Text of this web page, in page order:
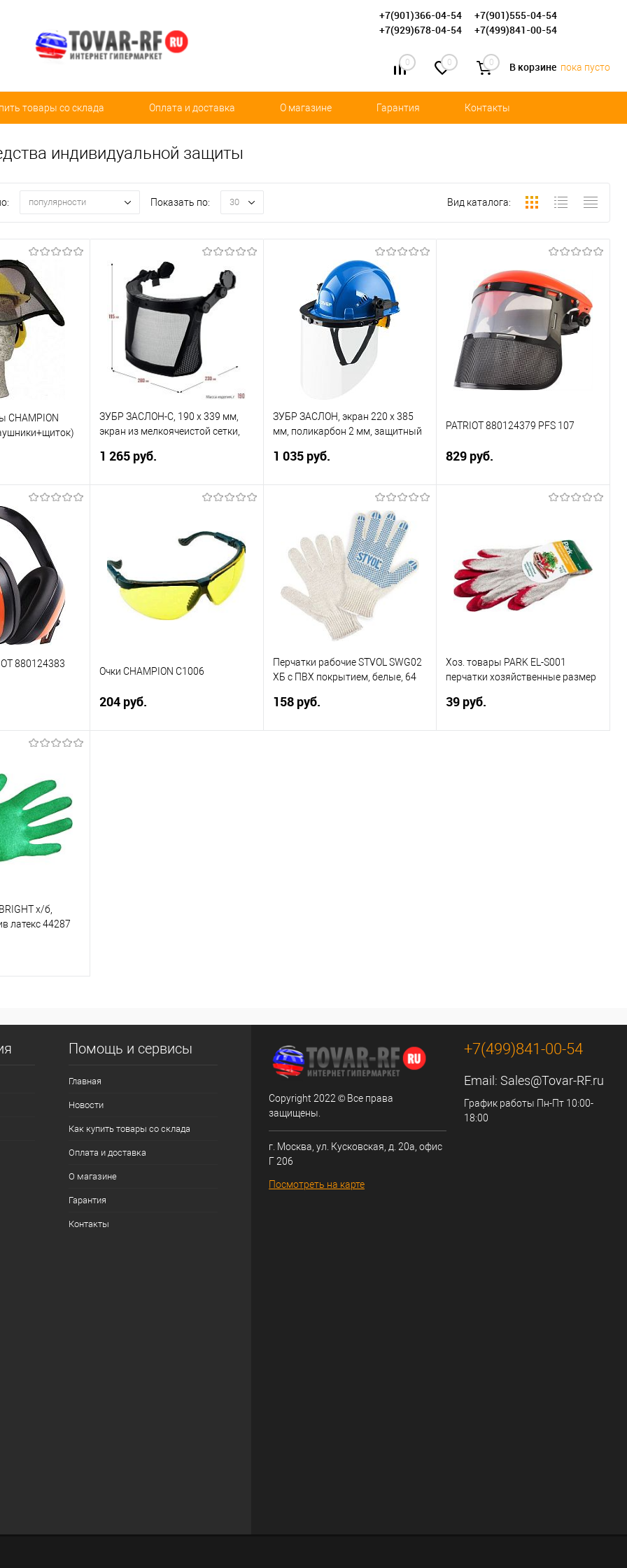
+7(901)366-04-54
+7(901)555-04-54
+7(929)678-04-54
+7(499)841-00-54
0 0 0 В корзине пока пусто
товары со склада Оплата и доставка О магазине Гарантия Контакты
индивидуальной защиты
популярности Показать по: 30 Вид каталога:
CHAMPION
Сравнение
ЗУБР ЗАСЛОН-С, 190 х 339 мм,
экран из мелкоячеистой сетки,
крепления на каске,
1 265 руб.
Сравнение
В избранное
ЗУБР ЗАСЛОН, экран 220 х 385
мм, поликарбон 2 мм, защитный
каске, Профессионал (110853)
1 035 руб.
В корзину
Купить в 1 клик
Сравнение
В избранное
PATRIOT 880124379 PFS 107
829 руб.
Купить в 1 клик
Сравнение
В избранное
880124383
Сравнение
Очки CHAMPION C1006
204 руб.
Перчатки рабочие STVOL SWG02
ХБ с ПВХ покрытием, белые, 64
158 руб.
Хоз. товары PARK EL-S001
перчатки хозяйственные размер
39 руб.
х/б,
латекс 44287
Помощь и сервисы
Главная
Новости
Как купить товары со склада
Оплата и доставка
О магазине
Гарантия
Контакты
Copyright 2022 © Все права
защищены.
г. Москва, ул. Кусковская, д. 20а, офис
Г 206
Посмотреть на карте
+7(499)841-00-54
Email: Sales@Tovar-RF.ru
График работы Пн-Пт 10:00-
18:00